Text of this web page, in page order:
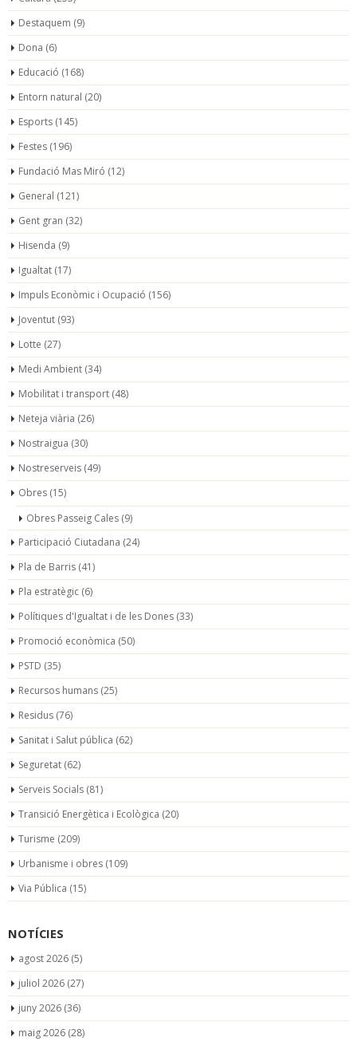
Destaquem (9)
Dona (6)
Educació (168)
Entorn natural (20)
Esports (145)
Festes (196)
Fundació Mas Miró (12)
General (121)
Gent gran (32)
Hisenda (9)
Igualtat (17)
Impuls Econòmic i Ocupació (156)
Joventut (93)
Lotte (27)
Medi Ambient (34)
Mobilitat i transport (48)
Neteja viària (26)
Nostraigua (30)
Nostreserveis (49)
Obres (15)
Obres Passeig Cales (9)
Participació Ciutadana (24)
Pla de Barris (41)
Pla estratègic (6)
Polítiques d'Igualtat i de les Dones (33)
Promoció econòmica (50)
PSTD (35)
Recursos humans (25)
Residus (76)
Sanitat i Salut pública (62)
Seguretat (62)
Serveis Socials (81)
Transició Energètica i Ecològica (20)
Turisme (209)
Urbanisme i obres (109)
Via Pública (15)
NOTÍCIES
agost 2026 (5)
juliol 2026 (27)
juny 2026 (36)
maig 2026 (28)